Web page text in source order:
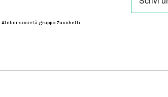
Atelier società gruppo Zucchetti